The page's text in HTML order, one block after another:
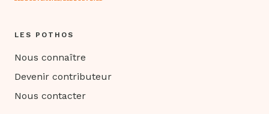
LES POTHOS
Nous connaître
Devenir contributeur
Nous contacter